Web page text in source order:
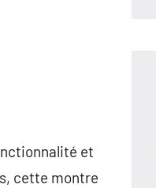
et
cette montre